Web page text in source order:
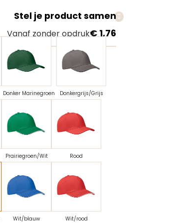
Stel je product samen
Vanaf zonder opdruk€ 1,76
Donker Marinegroen Donkergrijs/Grijs
Prairiegroen/Wit Rood
Wit/blauw Wit/rood